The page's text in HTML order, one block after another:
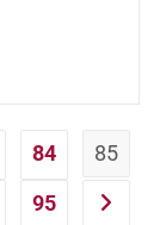
84
85
95